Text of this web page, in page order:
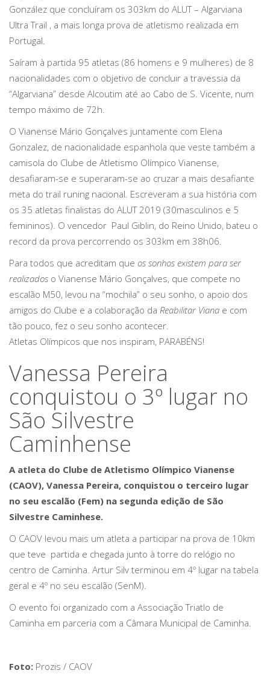
González que concluíram os 303km do ALUT – Algarviana
Ultra Trail , a mais longa prova de atletismo realizada em
Portugal.
Saíram à partida 95 atletas (86 homens e 9 mulheres) de 8
nacionalidades com o objetivo de concluir a travessia da
“Algarviana” desde Alcoutim até ao Cabo de S. Vicente, num
tempo máximo de 72h.
O Vianense Mário Gonçalves juntamente com Elena
Gonzalez, de nacionalidade espanhola que veste também a
camisola do Clube de Atletismo Olímpico Vianense,
desafiaram-se e superaram-se ao cruzar a mais desafiante
meta do trail runing nacional. Escreveram a sua história com
os 35 atletas finalistas do ALUT 2019 (30masculinos e 5
femininos). O vencedor Paul Giblin, do Reino Unido, bateu o
record da prova percorrendo os 303km em 38h06.
Para todos que acreditam que os sonhos existem para ser
realizados o Vianense Mário Gonçalves, que compete no
escalão M50, levou na “mochila” o seu sonho, o apoio dos
amigos do Clube e a colaboração da Reabilitar Viana e com
tão pouco, fez o seu sonho acontecer.
Atletas Olímpicos que nos inspiram, PARABÉNS!
Vanessa Pereira
conquistou o 3º lugar no
São Silvestre
Caminhense
A atleta do Clube de Atletismo Olímpico Vianense
(CAOV), Vanessa Pereira, conquistou o terceiro lugar
no seu escalão (Fem) na segunda edição de São
Silvestre Caminhese.
O CAOV levou mais um atleta a participar na prova de 10km
que teve partida e chegada junto à torre do relógio no
centro de Caminha. Artur Silv terminou em 4º lugar na tabela
geral e 4º no seu escalão (SenM).
O evento foi organizado com a Associação Triatlo de
Caminha em parceria com a Câmara Municipal de Caminha.
Foto: Prozis / CAOV